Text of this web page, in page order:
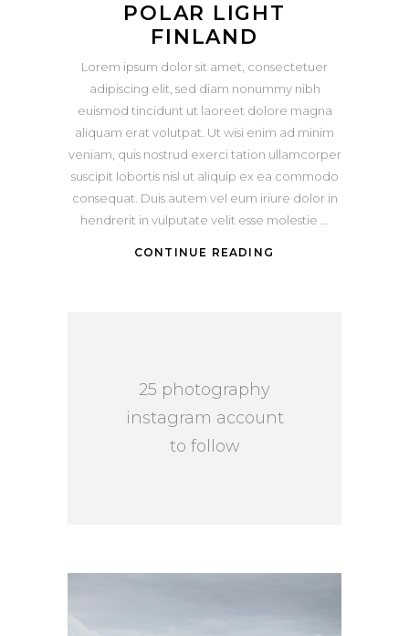
POLAR LIGHT
FINLAND
Lorem ipsum dolor sit amet, consectetuer
adipiscing elit, sed diam nonummy nibh
euismod tincidunt ut laoreet dolore magna
aliquam erat volutpat. Ut wisi enim ad minim
veniam, quis nostrud exerci tation ullamcorper
suscipit lobortis nisl ut aliquip ex ea commodo
consequat. Duis autem vel eum iriure dolor in
hendrerit in vulputate velit esse molestie
CONTINUE READING
25 photography
instagram account
to follow